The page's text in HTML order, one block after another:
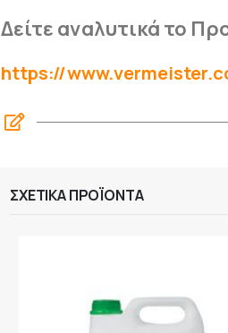
Δείτε αναλυτικά το
https://
ΣΧΕΤΙΚΆ ΠΡΟΪΌΝΤΑ